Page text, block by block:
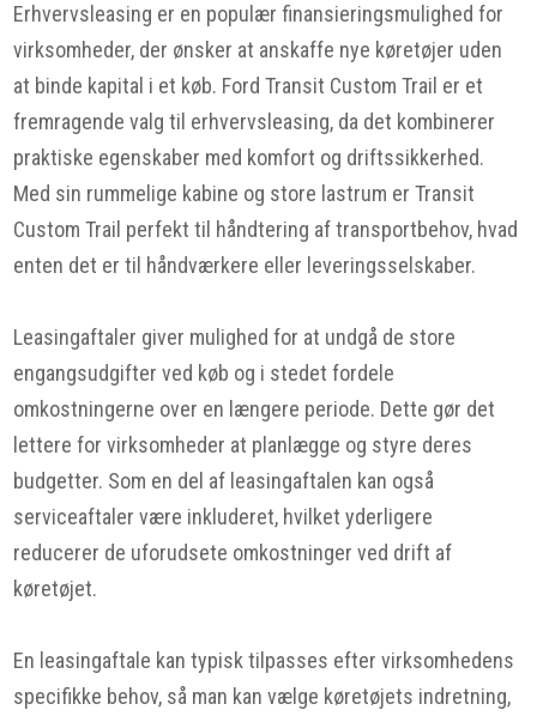
Erhvervsleasing er en populær finansieringsmulighed for
virksomheder, der ønsker at anskaffe nye køretøjer uden
at binde kapital i et køb. Ford Transit Custom Trail er et
fremragende valg til erhvervsleasing, da det kombinerer
praktiske egenskaber med komfort og driftssikkerhed.
Med sin rummelige kabine og store lastrum er Transit
Custom Trail perfekt til håndtering af transportbehov, hvad
enten det er til håndværkere eller leveringsselskaber.
Leasingaftaler giver mulighed for at undgå de store
engangsudgifter ved køb og i stedet fordele
omkostningerne over en længere periode. Dette gør det
lettere for virksomheder at planlægge og styre deres
budgetter. Som en del af leasingaftalen kan også
serviceaftaler være inkluderet, hvilket yderligere
reducerer de uforudsete omkostninger ved drift af
køretøjet.
En leasingaftale kan typisk tilpasses efter virksomhedens
specifikke behov, så man kan vælge køretøjets indretning,